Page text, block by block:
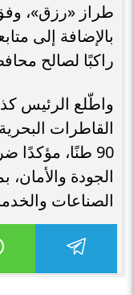
طراز «رزق»، وفق
راكبًا لصالح
واطّلع الرئيس
القاطرات
90 طنًا، مؤكدًا
الجودة
الصناعات